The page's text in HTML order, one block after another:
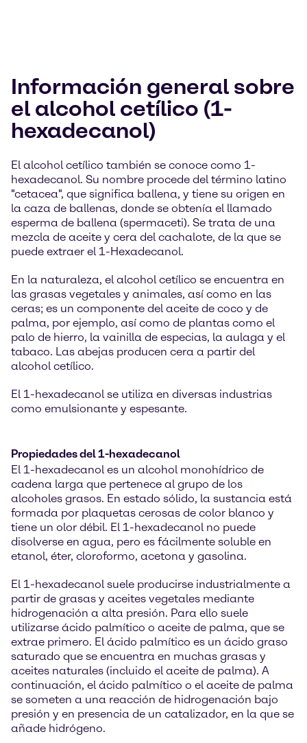
Información general sobre
el alcohol cetílico (1-
hexadecanol)
El alcohol cetílico también se conoce como 1-
hexadecanol. Su nombre procede del término latino
"cetacea", que significa ballena, y tiene su origen en
la caza de ballenas, donde se obtenía el llamado
esperma de ballena (spermaceti). Se trata de una
mezcla de aceite y cera del cachalote, de la que se
puede extraer el 1-Hexadecanol.
En la naturaleza, el alcohol cetílico se encuentra en
las grasas vegetales y animales, así como en las
ceras; es un componente del aceite de coco y de
palma, por ejemplo, así como de plantas como el
palo de hierro, la vainilla de especias, la aulaga y el
tabaco. Las abejas producen cera a partir del
alcohol cetílico.
El 1-hexadecanol se utiliza en diversas industrias
como emulsionante y espesante.
Propiedades del 1-hexadecanol
El 1-hexadecanol es un alcohol monohídrico de
cadena larga que pertenece al grupo de los
alcoholes grasos. En estado sólido, la sustancia está
formada por plaquetas cerosas de color blanco y
tiene un olor débil. El 1-hexadecanol no puede
disolverse en agua, pero es fácilmente soluble en
etanol, éter, cloroformo, acetona y gasolina.
El 1-hexadecanol suele producirse industrialmente a
partir de grasas y aceites vegetales mediante
hidrogenación a alta presión. Para ello suele
utilizarse ácido palmítico o aceite de palma, que se
extrae primero. El ácido palmítico es un ácido graso
saturado que se encuentra en muchas grasas y
aceites naturales (incluido el aceite de palma). A
continuación, el ácido palmítico o el aceite de palma
se someten a una reacción de hidrogenación bajo
presión y en presencia de un catalizador, en la que se
añade hidrógeno.